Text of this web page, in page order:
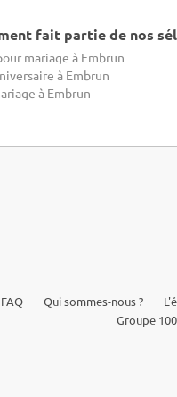
fait partie de nos
mariage à Embrun
à Embrun
à Embrun
FAQ Qui sommes-nous ?
Groupe